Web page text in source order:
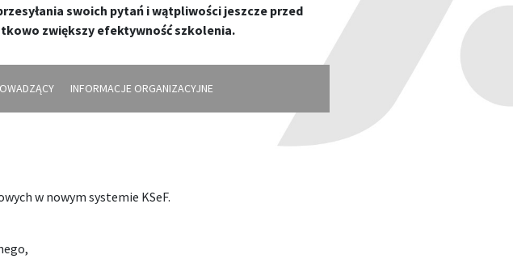
swoich pytań i wątpliwości jeszcze przed
zwiększy efektywność szkolenia.
INFORMACJE ORGANIZACYJNE
w nowym systemie KSeF.